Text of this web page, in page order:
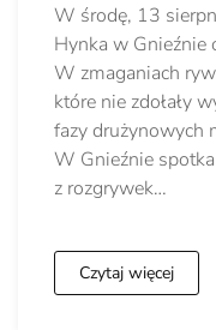
W środę, 13
Hynka w Gnieźnie
W zmaganiach
które nie zdołały
fazy drużynowych
W Gnieźnie
z rozgrywek…
Czytaj więcej